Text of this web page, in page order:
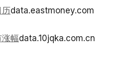
历data.eastmoney.com
涨幅data.10jqka.com.cn